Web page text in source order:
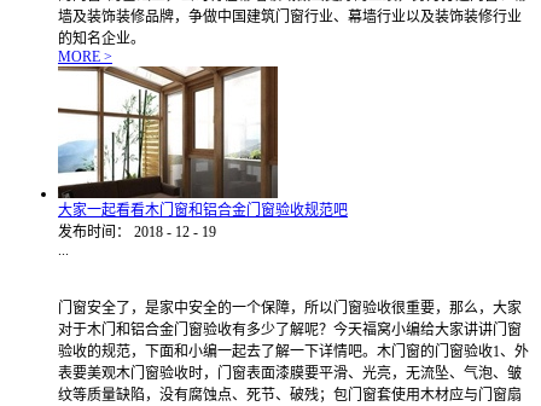
墙及装饰装修品牌，争做中国建筑门窗行业、幕墙行业以及装饰装修行业
的知名企业。
MORE >
大家一起看看木门窗和铝合金门窗验收规范吧
发布时间：
2018 - 12 - 19
...
门窗安全了，是家中安全的一个保障，所以门窗验收很重要，那么，大家
对于木门和铝合金门窗验收有多少了解呢？今天福窝小编给大家讲讲门窗
验收的规范，下面和小编一起去了解一下详情吧。木门窗的门窗验收1、外
表要美观木门窗验收时，门窗表面漆膜要平滑、光亮，无流坠、气泡、皱
纹等质量缺陷，没有腐蚀点、死节、破残；包门窗套使用木材应与门窗扇